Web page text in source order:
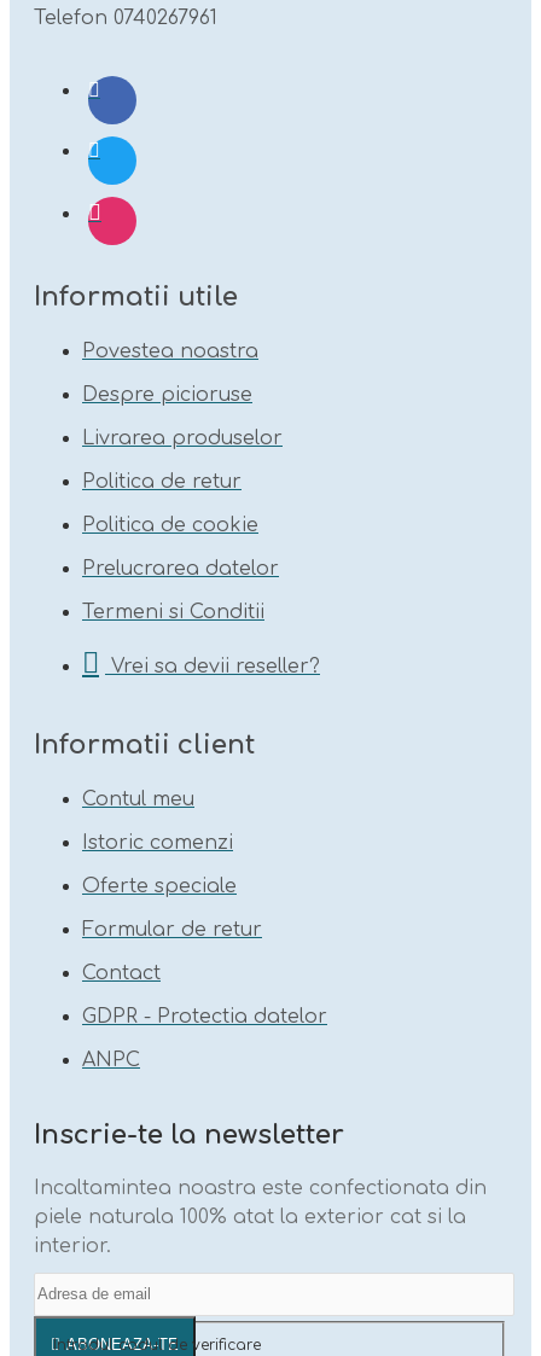
Telefon 0740267961
Informatii utile
Povestea noastra
Despre picioruse
Livrarea produselor
Politica de retur
Politica de cookie
Prelucrarea datelor
Termeni si Conditii
Vrei sa devii reseller?
Informatii client
Contul meu
Istoric comenzi
Oferte speciale
Formular de retur
Contact
GDPR - Protectia datelor
ANPC
Inscrie-te la newsletter
Incaltamintea noastra este confectionata din
piele naturala 100% atat la exterior cat si la
interior.
ABONEAZA-TE
Introdul codul de verificare